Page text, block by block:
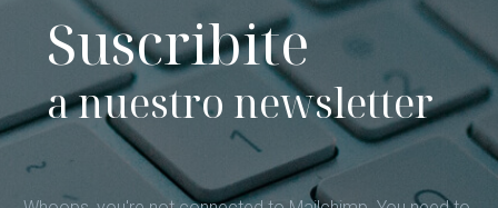
Suscribite
a nuestro newsletter